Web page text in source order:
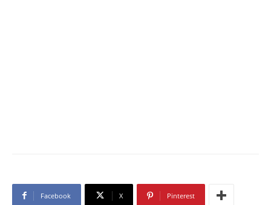
Facebook X Pinterest